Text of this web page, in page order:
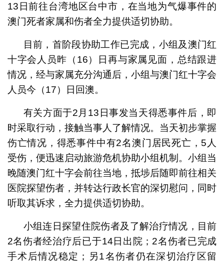
13日前往台湾地区台中市，在当地为气爆事件的
澳门死者家属和伤者全力提供适切协助。
目前，首阶段协助工作已完成，小组及澳门红
十字会人员昨（16）日再与家属见面，总结跟进
情况，经与家属充分沟通后，小组与澳门红十字会
人员今（17）日回澳。
有关方面于2月13日事发当天得悉事件后，即
时采取行动，接触当事人了解情况。当天初步掌握
伤亡情况，得悉事件中有2名澳门居民死亡，5人
受伤，便迅速启动旅游危机协助小组机制。小组当
晚随澳门红十字会前往当地，抵埗后随即前往相关
医院探望伤者，并转达行政长官的深切慰问，同时
听取其诉求，全力提供适切协助。
小组连日探望住院伤者及了解治疗情况，目前
2名伤者经治疗后已于14日出院；2名伤者已完成
手术后情况稳定；另1名伤者仍在深切治疗区留